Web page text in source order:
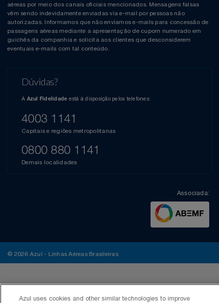
aéreas por meio dos canais oficiais mencionados. Mensagens falsas
vêm sendo indevidamente enviadas via e-mail por pessoas não
autorizadas. Informamos que não enviamos e-mails para concessão de
passagens aéreas mediante a apresentação de cupom numerado em
guichês da companhia e solicita aos clientes que desconsiderem
eventuais e-mails com tal conteúdo.
Dúvidas?
A Azul Fidelidade está à disposição pelos telefones:
4003 1141
Capitais e regiões metropolitanas
0800 880 1141
Demais localidades
Associada:
© 2026 Azul - Linhas Aéreas Brasileiras
Azul uses cookies and other similar technologies to improve